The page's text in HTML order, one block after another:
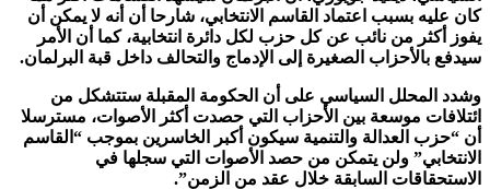
كان عليه بسبب اعتماد القاسم الانتخابي، شارحا أن أنه لا يمكن أن
يفوز أكثر من نائب عن كل حزب لكل دائرة انتخابية، كما أن الأمر
سيدفع بالأحزاب الصغيرة إلى الإدماج والتحالف داخل قبة البرلمان.
وشدد المحلل السياسي على أن الحكومة المقبلة ستتشكل من
ائتلافات موسعة بين الأحزاب التي حصدت أكثر الأصوات، مسترسلا
أن “حزب العدالة والتنمية سيكون أكبر الخاسرين بموجب “القاسم
الانتخابي” ولن يتمكن من حصد الأصوات التي سجلها في
الاستحقاقات السابقة خلال عقد من الزمن”.